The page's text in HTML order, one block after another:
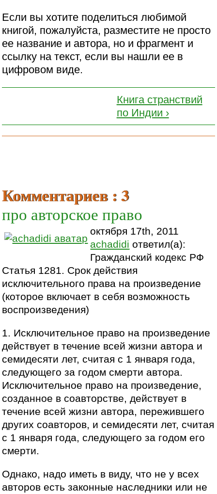
Если вы хотите поделиться любимой
книгой, пожалуйста, разместите не просто
ее название и автора, но и фрагмент и
ссылку на текст, если вы нашли ее в
цифровом виде.
Книга странствий
по Индии ›
Комментариев : 3
про авторское право
октября 17th, 2011
achadidi ответил(а):
Гражданский кодекс РФ
Статья 1281. Срок действия
исключительного права на произведение
(которое включает в себя возможность
воспроизведения)
1. Исключительное право на произведение
действует в течение всей жизни автора и
семидесяти лет, считая с 1 января года,
следующего за годом смерти автора.
Исключительное право на произведение,
созданное в соавторстве, действует в
течение всей жизни автора, пережившего
других соавторов, и семидесяти лет, считая
с 1 января года, следующего за годом его
смерти.
Однако, надо иметь в виду, что не у всех
авторов есть законные наследники или не